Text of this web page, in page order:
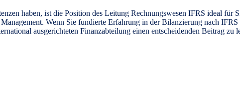
haben, ist die Position des Leitung Rechnungswesen IFRS ideal für
Wenn Sie fundierte Erfahrung in der Bilanzierung nach
ausgerichteten Finanzabteilung einen entscheidenden Beitrag zu